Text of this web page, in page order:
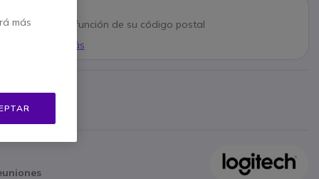
variar en función de su código postal
Mostrar más
€ Mostrar más
más